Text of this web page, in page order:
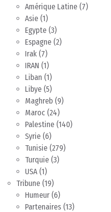
Amérique Latine (7)
Asie (1)
Egypte (3)
Espagne (2)
Irak (7)
IRAN (1)
Liban (1)
Libye (5)
Maghreb (9)
Maroc (24)
Palestine (140)
Syrie (6)
Tunisie (279)
Turquie (3)
USA(1)
Tribune (19)
Humeur (6)
Partenaires (13)